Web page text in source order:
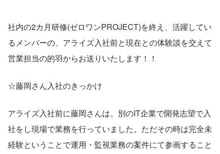
社内の2カ月研修(ゼロワンPROJECT)を終え、活躍してい
るメンバーの、アライズ入社前と現在との体験談を交えて
営業担当の的羽からお送りいたします！！
☆藤岡さん入社のきっかけ
アライズ入社前に藤岡さんは、別のIT企業で開発志望で入
社をし現場で業務を行っていました。ただその時は完全未
経験ということで運用・監視業務の案件にて参画すること